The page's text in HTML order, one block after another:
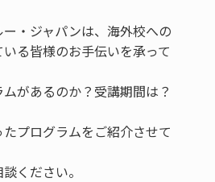
・ジャパンは、海外校への
る皆様のお手伝いを承って
があるのか？受講期間は？
プログラムをご紹介させて
ください。